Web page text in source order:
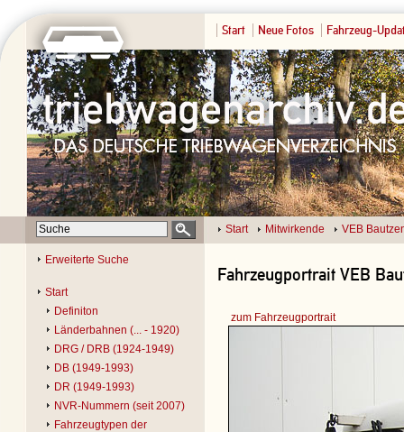
Start Neue Fotos Fahrzeug-
Start Mitwirkende VEB
Erweiterte Suche
Start
Definiton
Länderbahnen (... - 1920)
DRG / DRB (1924-1949)
DB (1949-1993)
DR (1949-1993)
NVR-Nummern (seit 2007)
Fahrzeugtypen der
Fahrzeugportrait VEB
zum Fahrzeugportrait